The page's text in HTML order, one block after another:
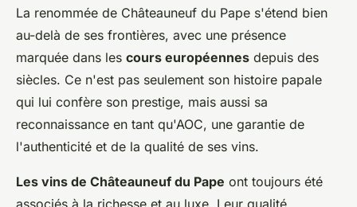
La renommée de Châteauneuf du Pape s'étend bien
au-delà de ses frontières, avec une présence
marquée dans les cours européennes depuis des
siècles. Ce n'est pas seulement son histoire papale
qui lui confère son prestige, mais aussi sa
reconnaissance en tant qu'AOC, une garantie de
l'authenticité et de la qualité de ses vins.
Les vins de Châteauneuf du Pape ont toujours été
associés à la richesse et au luxe. Leur qualité